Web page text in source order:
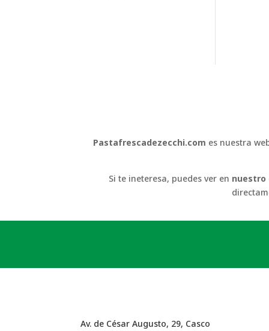
Pastafrescadezecchi.com es nuestra
Si te ineteresa, puedes ver en nuestro
Av. de César Augusto, 29, Casco